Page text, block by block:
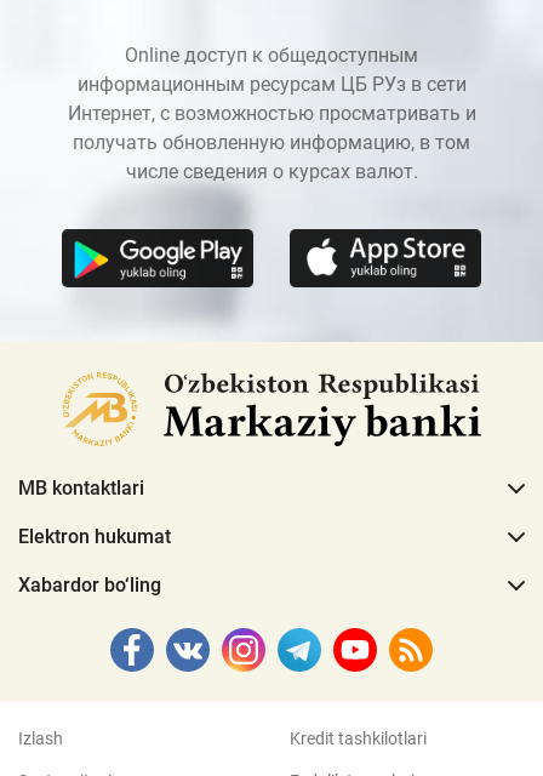
Online доступ к общедоступным
информационным ресурсам ЦБ РУз в сети
Интернет, с возможностью просматривать и
получать обновленную информацию, в том
числе сведения о курсах валют.
MB kontaktlari
Elektron hukumat
Xabardor bo‘ling
Izlash Kredit tashkilotlari